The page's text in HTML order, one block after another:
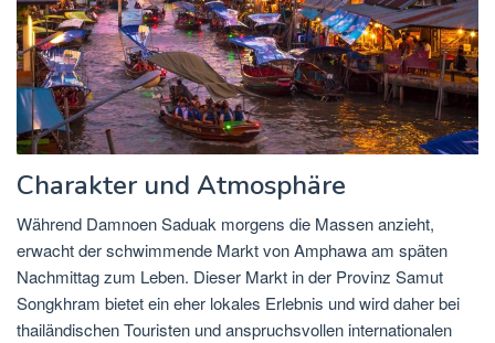
Charakter und Atmosphäre
Während Damnoen Saduak morgens die Massen anzieht,
erwacht der schwimmende Markt von Amphawa am späten
Nachmittag zum Leben. Dieser Markt in der Provinz Samut
Songkhram bietet ein eher lokales Erlebnis und wird daher bei
thailändischen Touristen und anspruchsvollen internationalen